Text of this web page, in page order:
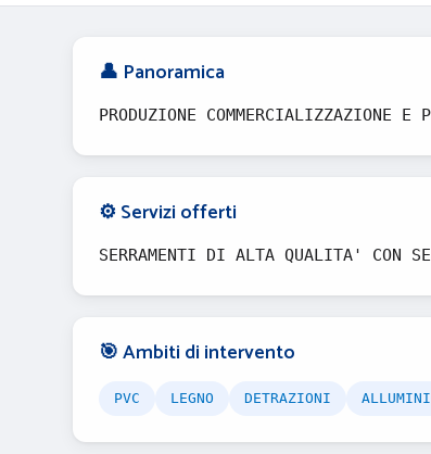
👤 Panoramica
PRODUZIONE COMMERCIALIZZAZIONE
⚙️ Servizi offerti
SERRAMENTI DI ALTA QUALITA' CON
🎯 Ambiti di intervento
PVC LEGNO DETRAZIONI